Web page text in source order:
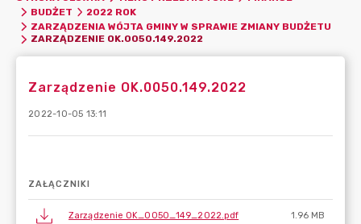
BUDŻET
2022 ROK
ZARZĄDZENIA WÓJTA GMINY W SPRAWIE ZMIANY BUDŻETU
ZARZĄDZENIE OK.0050.149.2022
Zarządzenie OK.0050.149.2022
2022-10-05 13:11
ZAŁĄCZNIKI
Zarządzenie OK_0050_149_2022.pdf 1.96 MB